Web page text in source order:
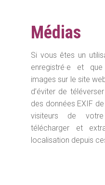
Médias
Si vous êtes un
enregistré·e et
images sur le site
d’éviter de
des données EXIF
visiteurs de
télécharger et
localisation depuis